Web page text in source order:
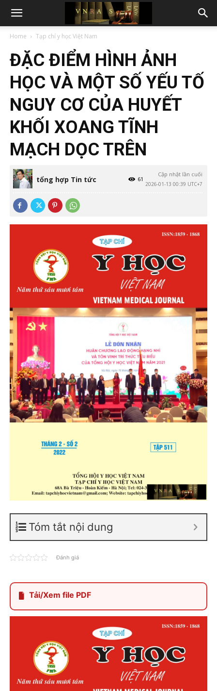
Home Tạp chí y học Việt Nam
ĐẶC ĐIỂM HÌNH ẢNH
HỌC VÀ MỘT SỐ YẾU TỐ
NGUY CƠ CỦA HUYẾT
KHỐI XOANG TĨNH
MẠCH DỌC TRÊN
tổng hợp Tin tức
Cập nhật lần cuối
2026-01-13 00:39 UTC+7
61
Tóm tắt nội dung
Đánh giá
Tải/Xem file PDF